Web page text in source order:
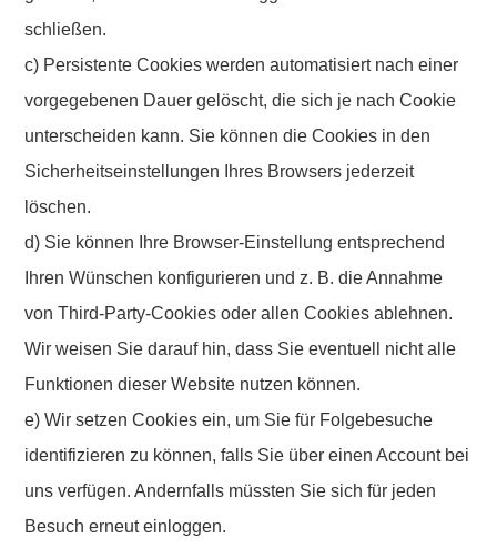
schließen.
c) Persistente Cookies werden automatisiert nach einer
vorgegebenen Dauer gelöscht, die sich je nach Cookie
unterscheiden kann. Sie können die Cookies in den
Sicherheitseinstellungen Ihres Browsers jederzeit
löschen.
d) Sie können Ihre Browser-Einstellung entsprechend
Ihren Wünschen konfigurieren und z. B. die Annahme
von Third-Party-Cookies oder allen Cookies ablehnen.
Wir weisen Sie darauf hin, dass Sie eventuell nicht alle
Funktionen dieser Website nutzen können.
e) Wir setzen Cookies ein, um Sie für Folgebesuche
identifizieren zu können, falls Sie über einen Account bei
uns verfügen. Andernfalls müssten Sie sich für jeden
Besuch erneut einloggen.